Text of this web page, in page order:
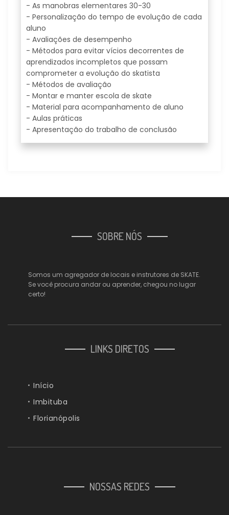
- As manobras elementares 30-30
- Personalização do tempo de evolução de cada
aluno
- Avaliações de desempenho
- Métodos para evitar vícios decorrentes de
aprendizados incompletos que possam
comprometer a evolução do skatista
- Métodos de avaliação
- Montar e manter escola de skate
- Material para acompanhamento de aluno
- Aulas práticas
- Apresentação do trabalho de conclusão
SOBRE NÓS
Somos um agregador de locais e instrutores de SKATE.
Se você procura andar ou aprender, chegou no lugar
certo!
LINKS DIRETOS
Início
Imbituba
Florianópolis
NOSSAS REDES